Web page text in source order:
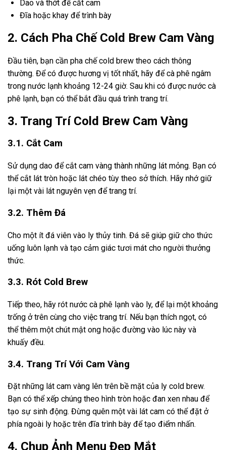
Dao và thớt để cắt cam
Đĩa hoặc khay để trình bày
2. Cách Pha Chế Cold Brew Cam Vàng
Đầu tiên, bạn cần pha chế cold brew theo cách thông
thường. Để có được hương vị tốt nhất, hãy để cà phê ngâm
trong nước lạnh khoảng 12-24 giờ. Sau khi có được nước cà
phê lạnh, bạn có thể bắt đầu quá trình trang trí.
3. Trang Trí Cold Brew Cam Vàng
3.1. Cắt Cam
Sử dụng dao để cắt cam vàng thành những lát mỏng. Bạn có
thể cắt lát tròn hoặc lát chéo tùy theo sở thích. Hãy nhớ giữ
lại một vài lát nguyên vẹn để trang trí.
3.2. Thêm Đá
Cho một ít đá viên vào ly thủy tinh. Đá sẽ giúp giữ cho thức
uống luôn lạnh và tạo cảm giác tươi mát cho người thưởng
thức.
3.3. Rót Cold Brew
Tiếp theo, hãy rót nước cà phê lạnh vào ly, để lại một khoảng
trống ở trên cùng cho việc trang trí. Nếu bạn thích ngọt, có
thể thêm một chút mật ong hoặc đường vào lúc này và
khuấy đều.
3.4. Trang Trí Với Cam Vàng
Đặt những lát cam vàng lên trên bề mặt của ly cold brew.
Bạn có thể xếp chúng theo hình tròn hoặc đan xen nhau để
tạo sự sinh động. Đừng quên một vài lát cam có thể đặt ở
phía ngoài ly hoặc trên đĩa trình bày để tạo điểm nhấn.
4. Chụp Ảnh Menu Đẹp Mắt